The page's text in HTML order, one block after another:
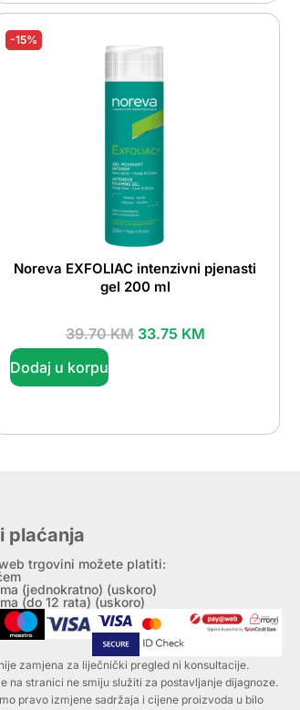
-15%
Noreva EXFOLIAC intenzivni pjenasti
gel 200 ml
39.70KM 33.75 KM
Dodaj u korpu
plaćanja
trgovini možete platiti:
(jednokratno) (uskoro)
(do 12 rata) (uskoro)
zamjena za liječnički pregled ni konsultacije.
na stranici ne smiju služiti za postavljanje dijagnoze.
pravo izmjene sadržaja i cijene proizvoda u bilo